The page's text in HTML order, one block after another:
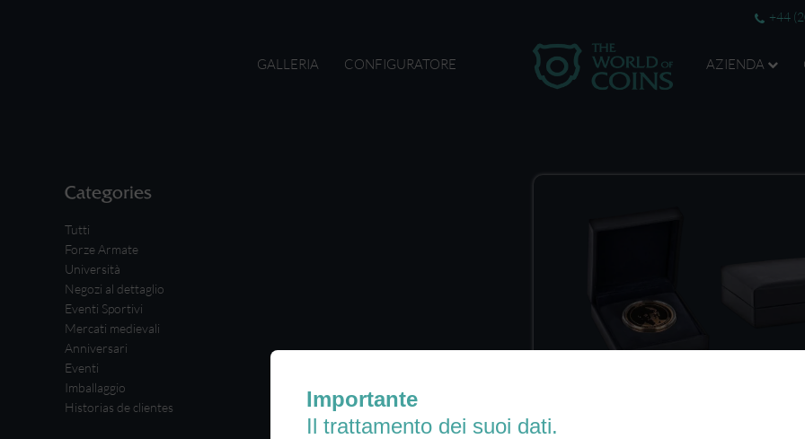
+44
GALLERIA CONFIGURATORE AZIENDA
Categories
Tutti
Forze Armate
Università
Negozi al dettaglio
Eventi Sportivi
Mercati medievali
Anniversari
Eventi
Imballaggio
Historias de clientes
Importante
Il trattamento dei suoi dati.